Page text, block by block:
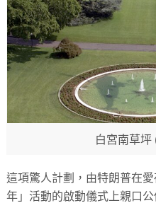
白宮南草坪
這項驚人計劃，由特朗普在
年」活動的啟動儀式上親口